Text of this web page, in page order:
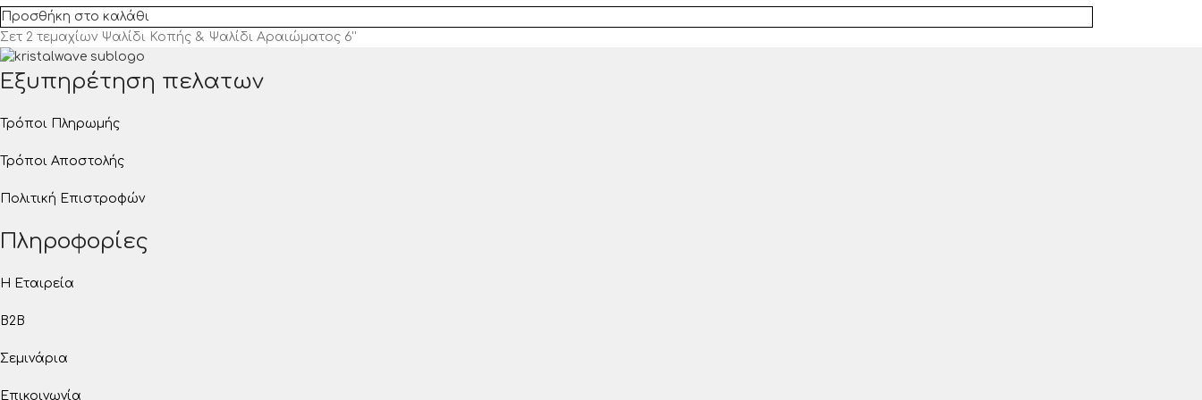
Προσθήκη στο καλάθι
Σετ 2 τεμαχίων Ψαλίδι Κοπής & Ψαλίδι Αραιώματος 6''
Εξυπηρέτηση πελατων
Τρόποι Πληρωμής
Τρόποι Αποστολής
Πολιτική Επιστροφών
Πληροφορίες
Η Εταιρεία
B2B
Σεμινάρια
Επικοινωνία